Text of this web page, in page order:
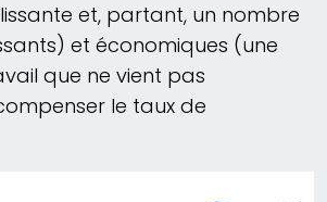
et, partant, un nombre
et économiques (une
que ne vient pas
le taux de